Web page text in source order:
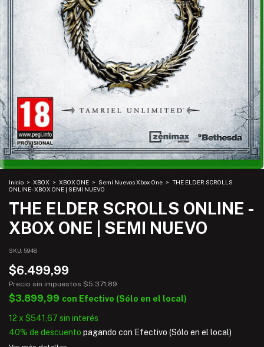
Inicio > XBOX > XBOX ONE > Semi Nuevos Xbox One > THE ELDER SCROLLS
ONLINE - XBOX ONE | SEMI NUEVO
THE ELDER SCROLLS ONLINE -
XBOX ONE | SEMI NUEVO
SKU: 5948
$6.499,99
Precio sin impuestos $5.371,89
$3.899,99 con Efectivo (Sólo en el local)
12 x $541,67 sin interés
40% de descuento pagando con Efectivo (Sólo en el local)